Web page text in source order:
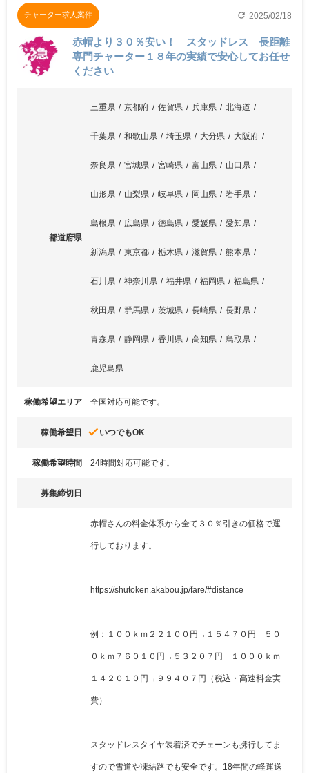
チャーター求人案件 refresh 2025/02/18
赤帽より３０％安い！ スタッドレス 長距離
専門チャーター１８年の実績で安心してお任せ
ください
都道府県
三重県 京都府 佐賀県 兵庫県 北海道
千葉県 和歌山県 埼玉県 大分県 大阪府
奈良県 宮城県 宮崎県 富山県 山口県
山形県 山梨県 岐阜県 岡山県 岩手県
島根県 広島県 徳島県 愛媛県 愛知県
新潟県 東京都 栃木県 滋賀県 熊本県
石川県 神奈川県 福井県 福岡県 福島県
秋田県 群馬県 茨城県 長崎県 長野県
青森県 静岡県 香川県 高知県 鳥取県
鹿児島県
稼働希望エリア 全国対応可能です。
稼働希望日 done いつでもOK
稼働希望時間 24時間対応可能です。
募集締切日
赤帽さんの料金体系から全て３０％引きの価格で運
行しております。
https://shutoken.akabou.jp/fare/#distance
例：１００ｋｍ２２１００円→１５４７０円 ５０
０ｋｍ７６０１０円→５３２０７円 １０００ｋｍ
１４２０１０円→９９４０７円（税込・高速料金実
費）
スタッドレスタイヤ装着済でチェーンも携行してま
すので雪道や凍結路でも安全です。18年間の軽運送